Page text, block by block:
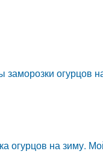
заморозки огурцов
огурцов на зиму.